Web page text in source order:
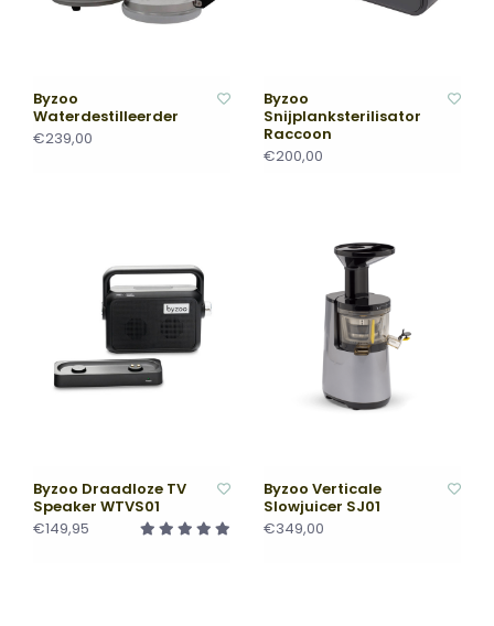
Byzoo
Waterdestilleerder
€239,00
Byzoo
Snijplanksterilisator
Raccoon
€200,00
Byzoo Draadloze TV
Speaker WTVS01
€149,95
Byzoo Verticale
Slowjuicer SJ01
€349,00